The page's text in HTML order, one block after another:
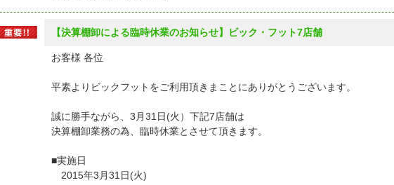
【決算棚卸による臨時休業のお知らせ】ビック・フット7店舗
お客様 各位
平素よりビックフットをご利用頂きまことにありがとうございます。
誠に勝手ながら、3月31日(火）下記7店舗は
決算棚卸業務の為、臨時休業とさせて頂きます。
■実施日
2015年3月31日(火)